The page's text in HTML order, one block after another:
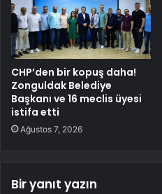
CHP’den bir kopuş daha!
Zonguldak Belediye
Başkanı ve 16 meclis üyesi
istifa etti
Ağustos 7, 2026
Bir yanıt yazın